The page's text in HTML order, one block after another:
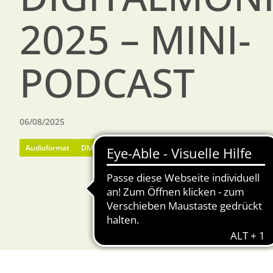
2025 – MINI-
PODCAST
06/08/2025
Audioformat DMO DigitalMonitor 2025 Erste Ergebnisse